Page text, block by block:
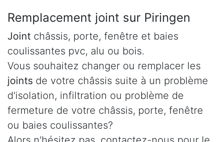
Remplacement joint sur Piringen
Joint châssis, porte, fenêtre et baies
coulissantes pvc, alu ou bois.
Vous souhaitez changer ou remplacer les
joints de votre châssis suite à un problème
d'isolation, infiltration ou problème de
fermeture de votre châssis, porte, fenêtre
ou baies coulissantes?